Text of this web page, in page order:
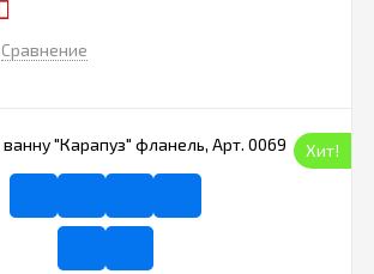
Сравнение
Хит!